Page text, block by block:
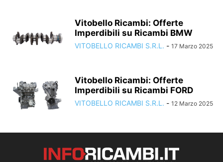
Vitobello Ricambi: Offerte
Imperdibili su Ricambi BMW
VITOBELLO RICAMBI S.R.L. - 17 Marzo 2025
Vitobello Ricambi: Offerte
Imperdibili su Ricambi FORD
VITOBELLO RICAMBI S.R.L. - 12 Marzo 2025